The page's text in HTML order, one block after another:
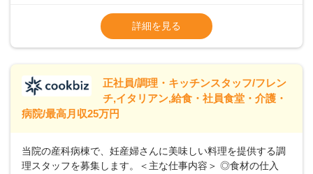
◎ワークライフバランスがとりやすい♪年間休日118～121
日。長期休暇の取得も推奨しているほか、バースデー休暇や
万円、最長10年間として、当社が直接返済を行います。
◎賞与／年2回（年2か月分支給）
※経験・能力および年齢・前職給与を考慮し
て優遇いたします
※試用期間3ヶ月（同条件）
※給与には固定残業代（月22時間分、
39,600円～43,598円分）を含みます。超過
詳細を見る
正社員/調理・キッチンスタッフ/フレン
チ,イタリアン,給食・社員食堂・介護・
病院/最高月収25万円
当院の産科病棟で、妊産婦さんに美味しい料理を提供する調
理スタッフを募集します。＜主な仕事内容＞ ◎食材の仕入